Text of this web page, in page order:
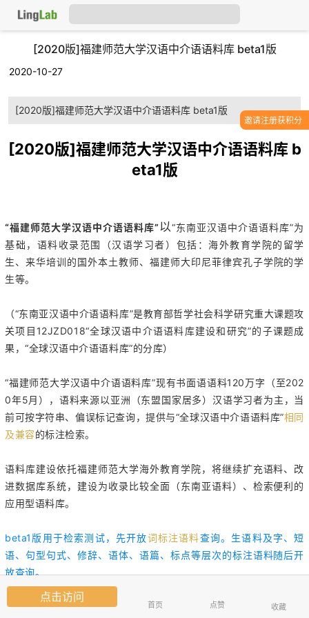
[2020版]福建师范大学汉语中介语语料库 beta1版
2020-10-27
[2020版]福建师范大学汉语中介语语料库 beta1版
[2020版]福建师范大学汉语中介语语料库 b
eta1版
“福建师范大学汉语中介语语料库”以“东南亚汉语中介语语料库”为
基础，语料收录范围（汉语学习者）包括：海外教育学院的留学
生、来华培训的国外本土教师、福建师大印尼菲律宾孔子学院的学
生等。
（“东南亚汉语中介语语料库”是教育部哲学社会科学研究重大课题攻
关项目12JZD018“全球汉语中介语语料库建设和研究”的子课题成
果，“全球汉语中介语语料库”的分库）
“福建师范大学汉语中介语语料库”现有书面语语料120万字（至202
0年5月），语料来源以亚洲 （东盟国家居多） 汉语学习者为主，当
前可按字符串、偏误标记查询，提供与“全球汉语中介语语料库”相同
及兼容的标注检索。
语料库建设依托福建师范大学海外教育学院， 将继续扩充语料、改
进数据库系统，建设为收录比较全面（东南亚语料）、检索便利的
应用型语料库。
beta1版用于检索测试，先开放词标注语料查询。生语料及字、短
语、句型句式、修辞、语体、语篇、标点等层次的标注语料随后开
放查询。
访问网址：
邀请注册获积分
点击访问
首页 点赞 收藏